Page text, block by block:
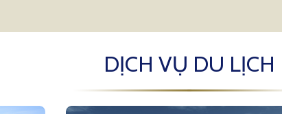
DỊCH VỤ DU LỊCH